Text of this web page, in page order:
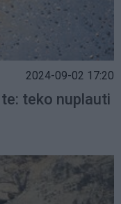
2024-09-02 17:20
teko nuplauti